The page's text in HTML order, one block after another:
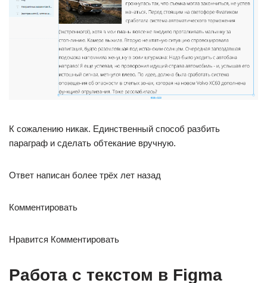
К сожалению никак. Единственный способ разбить
параграф и сделать обтекание вручную.
Ответ написан более трёх лет назад
Комментировать
Нравится Комментировать
Работа с текстом в Figma